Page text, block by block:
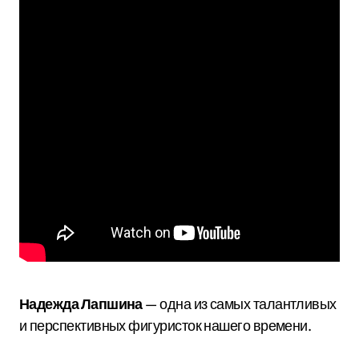
Надежда Лапшина— одна из самых талантливых
и перспективных фигуристок нашего времени.